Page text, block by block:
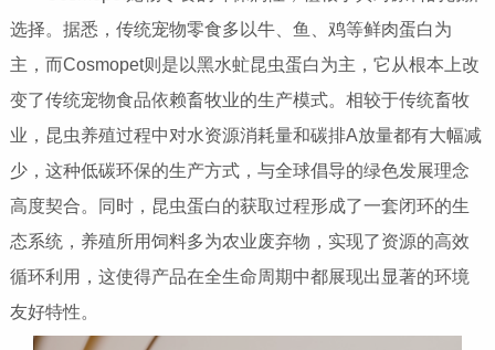
选择。据悉，传统宠物零食多以牛、鱼、鸡等鲜肉蛋白为
主，而Cosmopet则是以黑水虻昆虫蛋白为主，它从根本上改
变了传统宠物食品依赖畜牧业的生产模式。相较于传统畜牧
业，昆虫养殖过程中对水资源消耗量和碳排A放量都有大幅减
少，这种低碳环保的生产方式，与全球倡导的绿色发展理念
高度契合。同时，昆虫蛋白的获取过程形成了一套闭环的生
态系统，养殖所用饲料多为农业废弃物，实现了资源的高效
循环利用，这使得产品在全生命周期中都展现出显著的环境
友好特性。